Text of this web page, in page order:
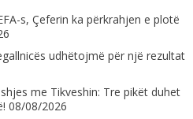
s, Çeferin ka përkrahjen e plotë
udhëtojmë për një rezultat
me Tikveshin: Tre pikët duhet
08/08/2026